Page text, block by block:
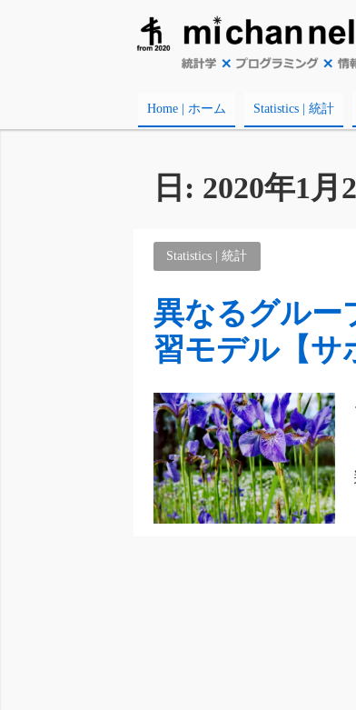
Home | ホーム Statistics | 統計
日: 2020年1月
Statistics | 統計
異なるグルー
習モデル【サ